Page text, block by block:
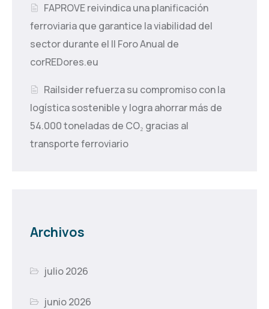
FAPROVE reivindica una planificación
ferroviaria que garantice la viabilidad del
sector durante el II Foro Anual de
corREDores.eu
Railsider refuerza su compromiso con la
logística sostenible y logra ahorrar más de
54.000 toneladas de CO₂ gracias al
transporte ferroviario
Archivos
julio 2026
junio 2026